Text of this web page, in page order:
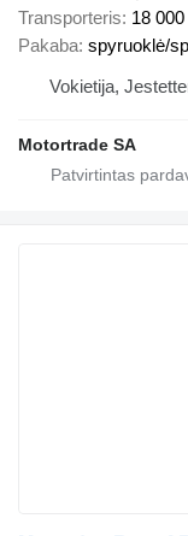
Transporteris 18
Pakaba spyruoklė/
Vokietija,
Motortrade SA